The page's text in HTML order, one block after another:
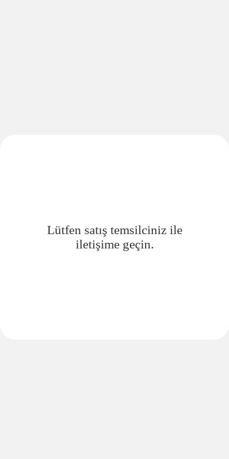
Lütfen satış temsilciniz ile
iletişime geçin.